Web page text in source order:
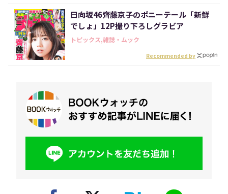
日向坂46齊藤京子のポニーテール「新鮮
でしょ」12P撮り下ろしグラビア
トピックス,雑誌・ムック
Recommended by